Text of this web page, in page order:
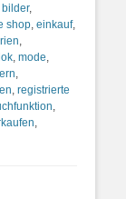
bilder,
shop, einkauf,
,
lok, mode,
,
, registrierte
,
,